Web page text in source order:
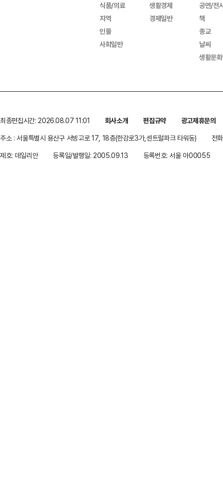
식품/의료
지역
인물
사회일반
생활경제
경제일반
공연/전
책
종교
날씨
생활문
최종편집시간: 2026.08.07 11:01 회사소개 편집규약
광고제휴문의
주소 : 서울특별시 용산구 서빙고로 17, 18층(한강로3가,센트럴파크 타워동)
전
제호: 데일리안
등록일/발행일: 2005.09.13 등록번호: 서울 아00055